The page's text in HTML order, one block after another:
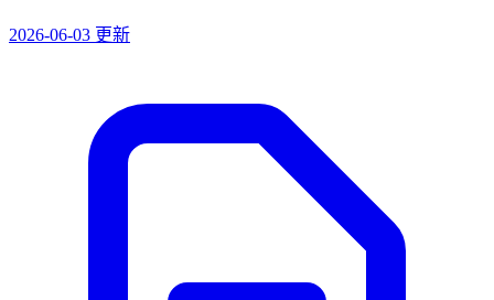
2026-06-03 更新